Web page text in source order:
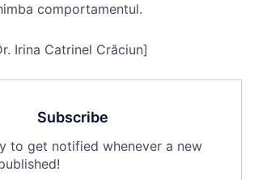
comportamentul.
Irina Catrinel Crăciun]
Subscribe
to get notified whenever a new